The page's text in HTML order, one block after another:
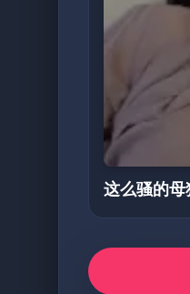
这么骚的